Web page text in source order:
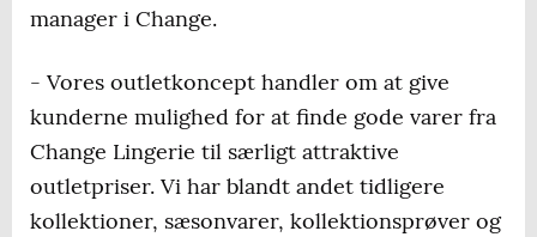
manager i Change.
- Vores outletkoncept handler om at give
kunderne mulighed for at finde gode varer fra
Change Lingerie til særligt attraktive
outletpriser. Vi har blandt andet tidligere
kollektioner, sæsonvarer, kollektionsprøver og